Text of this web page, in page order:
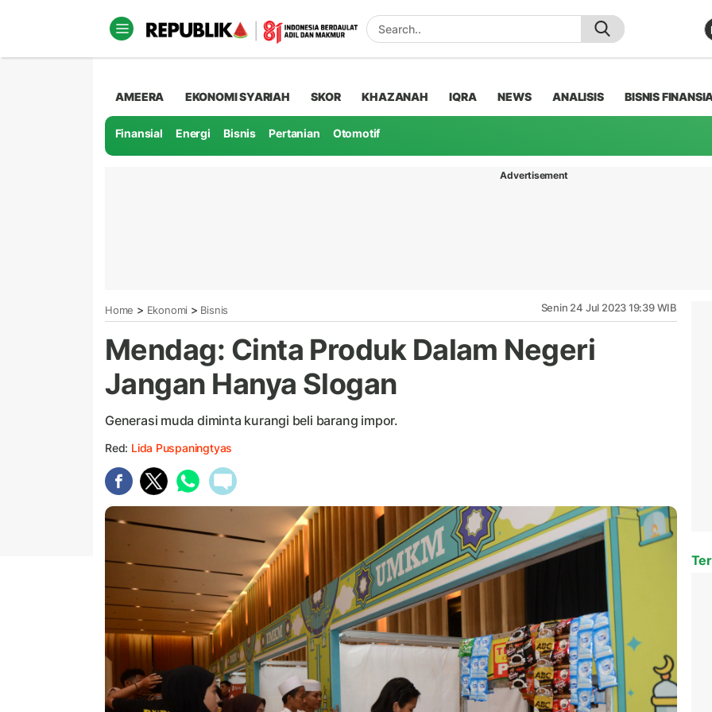
AMEERA EKONOMI SYARIAH SKOR KHAZANAH IQRA NEWS ANALISIS BISNIS
Finansial Energi Bisnis Pertanian Otomotif
Advertisement
Home > Ekonomi > Bisnis Senin 24 Jul 2023 19:39 WIB
Mendag: Cinta Produk Dalam Negeri
Jangan Hanya Slogan
Generasi muda diminta kurangi beli barang impor.
Red: Lida Puspaningtyas